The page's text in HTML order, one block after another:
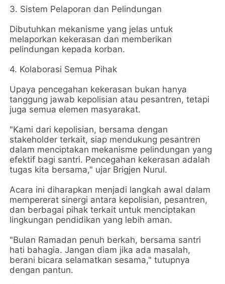
3. Sistem Pelaporan dan Pelindungan
Dibutuhkan mekanisme yang jelas untuk
melaporkan kekerasan dan memberikan
pelindungan kepada korban.
4. Kolaborasi Semua Pihak
Upaya pencegahan kekerasan bukan hanya
tanggung jawab kepolisian atau pesantren, tetapi
juga semua elemen masyarakat.
"Kami dari kepolisian, bersama dengan
stakeholder terkait, siap mendukung pesantren
dalam menciptakan mekanisme pelindungan yang
efektif bagi santri. Pencegahan kekerasan adalah
tugas kita bersama," ujar Brigjen Nurul.
Acara ini diharapkan menjadi langkah awal dalam
mempererat sinergi antara kepolisian, pesantren,
dan berbagai pihak terkait untuk menciptakan
lingkungan pendidikan yang lebih aman.
"Bulan Ramadan penuh berkah, bersama santri
hati bahagia. Jangan diam jika ada masalah,
berani bicara selamatkan sesama," tutupnya
dengan pantun.